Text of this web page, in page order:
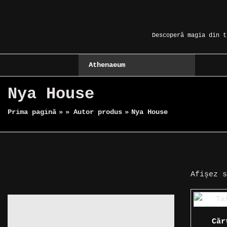
Descoperă magia din
Athenaeum
Nya House
Prima pagină » » Autor produs » Nya House
Afișez